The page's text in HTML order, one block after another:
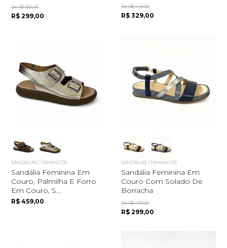
De R$ 395,00
R$ 299,00
De R$ 445,00
R$ 329,00
SANDÁLIAS / TAMANCOS
Sandália Feminina Em
Couro, Palmilha E Forro
Em Couro, S...
R$ 459,00
SANDÁLIAS / TAMANCOS
Sandália Feminina Em
Couro Com Solado De
Borracha
De R$ 439,00
R$ 299,00